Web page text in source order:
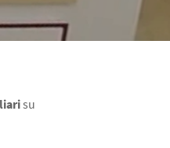
su